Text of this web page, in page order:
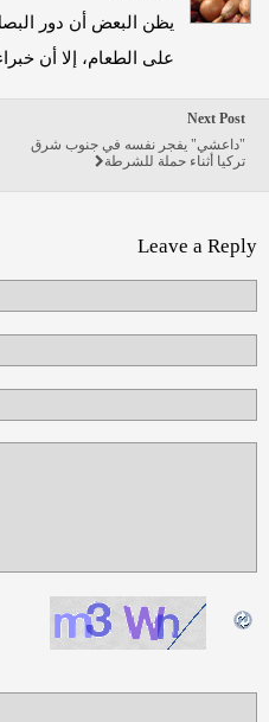
يظن البعض أن دور
على الطعام، إلا أن
Next Post
"داعشي" يفجر نفسه في جنوب شرق
تركيا أثناء حملة للشرطة
Leave a Reply